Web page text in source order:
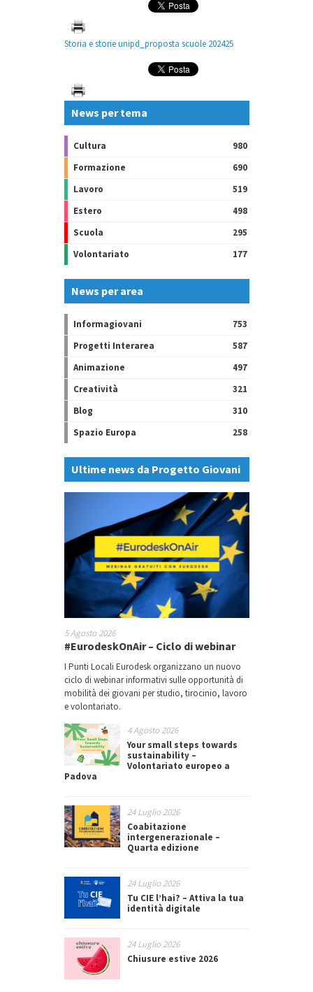
Storia e storie unipd_proposta scuole 202425
News per tema
Cultura
980
Formazione
690
Lavoro
519
Estero
498
Scuola
295
Volontariato
177
News per area
Informagiovani
753
Progetti Interarea
587
Animazione
497
Creatività
321
Blog
310
Spazio Europa
258
Ultime news da Progetto Giovani
5 Agosto 2026
#EurodeskOnAir – Ciclo di webinar
I Punti Locali Eurodesk organizzano un nuovo
ciclo di webinar informativi sulle opportunità di
mobilità dei giovani per studio, tirocinio, lavoro
e volontariato.
4 Agosto 2026
Your small steps towards
sustainability –
Volontariato europeo a
Padova
24 Luglio 2026
Coabitazione
intergenerazionale –
Quarta edizione
24 Luglio 2026
Tu CIE l’hai? – Attiva la tua
identità digitale
24 Luglio 2026
Chiusure estive 2026